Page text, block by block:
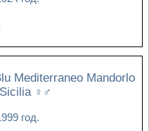
Mediterraneo Mandorlo
♀♂
год.